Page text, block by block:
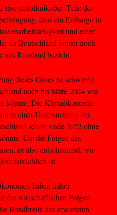
also unkalkulierbar. Teile der
dass ein Embargo in
und einer
da Deutschland immer noch
aus Russland bezieht.
dieses Gases ist schwierig.
noch bis Mitte 2024 von
könnte. Die Klimaökonomin
in einer Untersuchung des
schon Ende 2022 ohne
Um die Folgen des
ist also entscheidend, wie
tatsächlich ist.
haben daher
die wirtschaftlichen Folgen
Bandbreite des erwarteten